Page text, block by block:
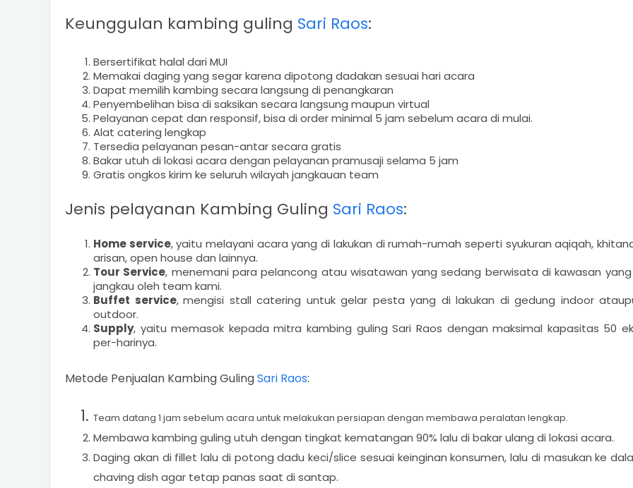
Keunggulan kambing guling Sari Raos:
Bersertifikat halal dari MUI
Memakai daging yang segar karena dipotong dadakan sesuai hari acara
Dapat memilih kambing secara langsung di penangkaran
Penyembelihan bisa di saksikan secara langsung maupun virtual
Pelayanan cepat dan responsif, bisa di order minimal 5 jam sebelum acara di mulai.
Alat catering lengkap
Tersedia pelayanan pesan-antar secara gratis
Bakar utuh di lokasi acara dengan pelayanan pramusaji selama 5 jam
Gratis ongkos kirim ke seluruh wilayah jangkauan team
Jenis pelayanan Kambing Guling Sari Raos:
Home service, yaitu melayani acara yang di lakukan di rumah-rumah seperti syukuran aqiqah,
arisan, open house dan lainnya.
Tour Service, menemani para pelancong atau wisatawan yang sedang berwisata di kawasan
jangkau oleh team kami.
Buffet service, mengisi stall catering untuk gelar pesta yang di lakukan di gedung indoor
outdoor.
Supply, yaitu memasok kepada mitra kambing guling Sari Raos dengan maksimal kapasitas 50
per-harinya.
Metode Penjualan Kambing GulingSari Raos:
Team datang 1 jam sebelum acara untuk melakukan persiapan dengan membawa peralatan lengkap.
Membawa kambing guling utuh dengan tingkat kematangan 90% lalu di bakar ulang di lokasi acara.
Daging akan di fillet lalu di potong dadu keci/slice sesuai keinginan konsumen, lalu di masukan ke
chaving dish agar tetap panas saat di santap.